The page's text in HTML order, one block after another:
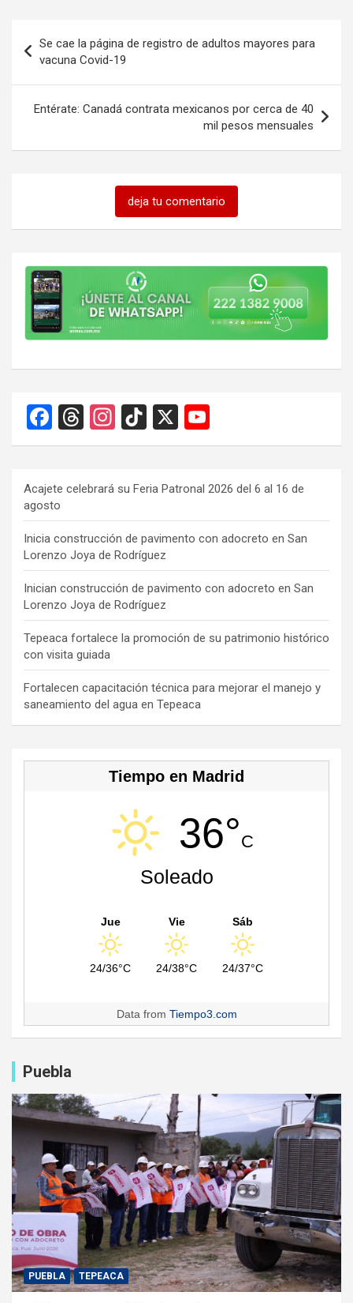
de
entradas
Se cae la página de registro de adultos mayores para
vacuna Covid-19
Entérate: Canadá contrata mexicanos por cerca de 40
mil pesos mensuales
deja tu comentario
F
a
b
o
o
k
T
hr
a
d
s
In
st
gr
a
m
Ti
k
o
k
X
o
T
u
b
e
C
h
a
n
n
el
Acajete celebrará su Feria Patronal 2026 del 6 al 16 de
agosto
Inicia construcción de pavimento con adocreto en San
Lorenzo Joya de Rodríguez
Inician construcción de pavimento con adocreto en San
Lorenzo Joya de Rodríguez
Tepeaca fortalece la promoción de su patrimonio histórico
con visita guiada
Fortalecen capacitación técnica para mejorar el manejo y
saneamiento del agua en Tepeaca
Tiempo en Madrid
36°C
Soleado
Jue
24/36°C
Vie
24/38°C
Sáb
24/37°C
Data from Tiempo3.com
Puebla
PUEBLA TEPEACA